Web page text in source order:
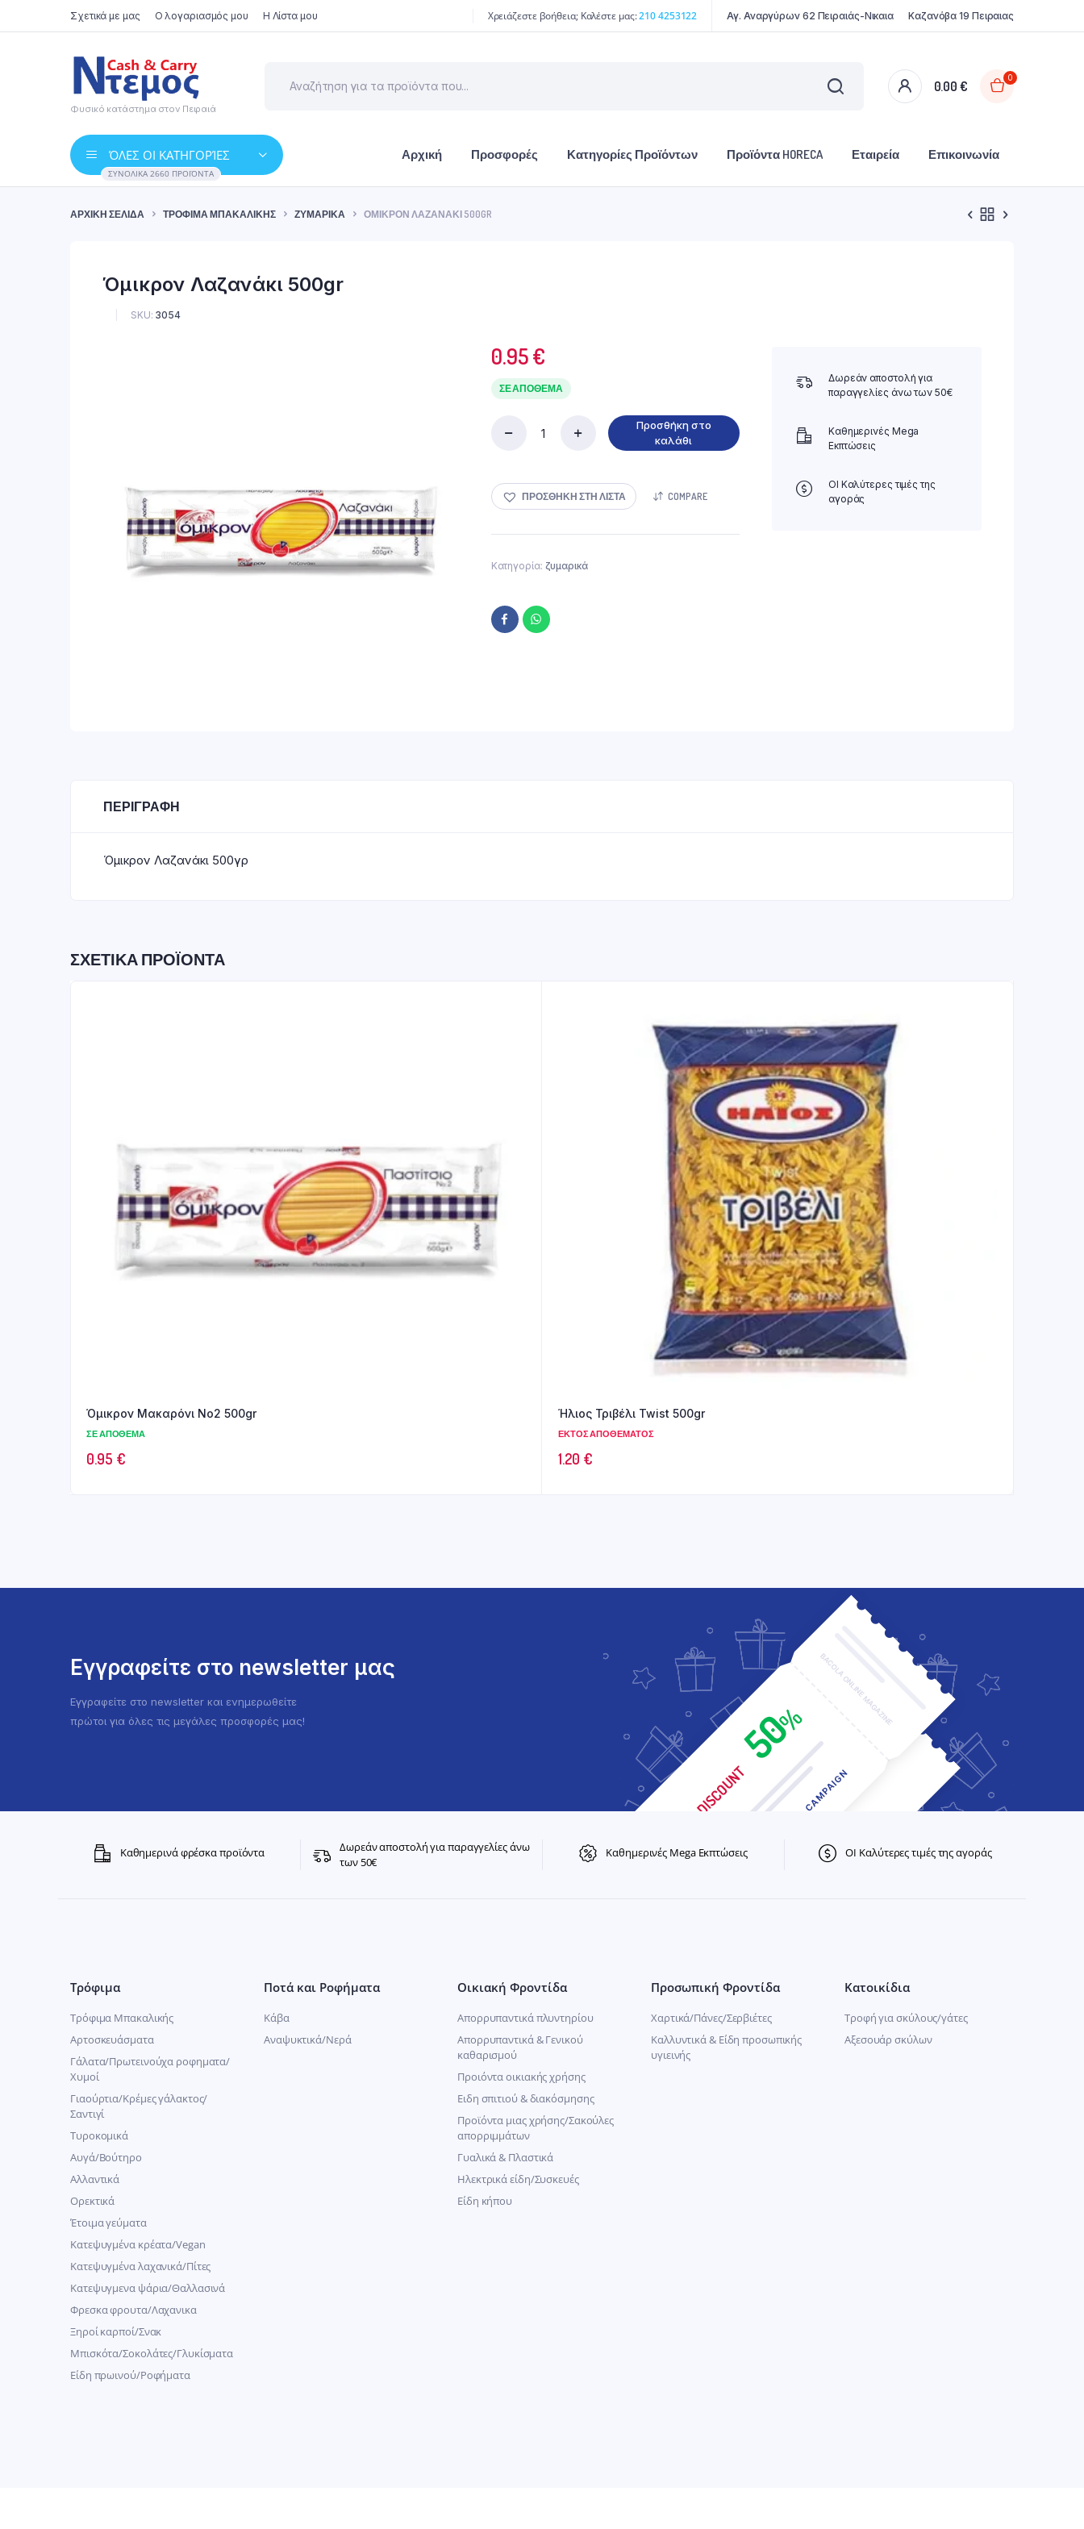
Σχετικά με μας Ο λογαριασμός μου Η Λίστα μου Χρειάζεστε βοήθεια; Καλέστε μας:210 4253122 Αγ. Αναργύρων 62 Πειραιάς-Νικαια Καζανόβα 19 Πειραιας
Φυσικό κατάστημα στον Πειραιά
0.00€
0
ΌΛΕΣ ΟΙ ΚΑΤΗΓΟΡΊΕΣ
ΣΥΝΟΛΙΚΆ 2660 ΠΡΟΪΌΝΤΑ
Αρχική Προσφορές Κατηγορίες Προϊόντων Προϊόντα HORECA Εταιρεία Επικοινωνία
ΑΡΧΙΚΉ ΣΕΛΊΔΑ ΤΡΌΦΙΜΑ ΜΠΑΚΑΛΙΚΉΣ ΖΥΜΑΡΙΚΆ ΌΜΙΚΡΟΝ ΛΑΖΑΝΆΚΙ 500GR
Όμικρον Λαζανάκι 500gr
SKU: 3054
0.95€
ΣΕ ΑΠΌΘΕΜΑ
ποσότητα
Προσθήκη στο
καλάθι
ΠΡΟΣΘΉΚΗ ΣΤΗ ΛΊΣΤΑ COMPARE
Κατηγορία: ζυμαρικά
Δωρεάν αποστολή για
παραγγελίες άνω των 50€
Καθημερινές Mega
Εκπτώσεις
ΟΙ Καλύτερες τιμές της
αγοράς
ΠΕΡΙΓΡΑΦΉ
Όμικρον Λαζανάκι 500γρ
ΣΧΕΤΙΚΆ ΠΡΟΪΌΝΤΑ
Όμικρον Μακαρόνι Νο2 500gr
ΣΕ ΑΠΌΘΕΜΑ
0.95 €
Ήλιος Τριβέλι Twist 500gr
ΕΚΤΌΣ ΑΠΟΘΈΜΑΤΟΣ
1.20 €
Εγγραφείτε στο newsletter μας
Εγγραφείτε στο newsletter και ενημερωθείτε
πρώτοι για όλες τις μεγάλες προσφορές μας!
Καθημερινά φρέσκα προϊόντα
Δωρεάν αποστολή για παραγγελίες άνω
των 50€
Καθημερινές Mega Εκπτώσεις ΟΙ Καλύτερες τιμές της αγοράς
Τρόφιμα
Τρόφιμα Μπακαλικής
Αρτοσκευάσματα
Γάλατα/Πρωτεινούχα ροφηματα/
Χυμοί
Γιαούρτια/Κρέμες γάλακτος/
Σαντιγί
Τυροκομικά
Αυγά/Βούτηρο
Αλλαντικά
Ορεκτικά
Έτοιμα γεύματα
Κατεψυγμένα κρέατα/Vegan
Kατεψυγμένα λαχανικά/Πίτες
Κατεψυγμενα ψάρια/Θαλλασινά
Φρεσκα φρουτα/Λαχανικα
Ξηροί καρποί/Σνακ
Μπισκότα/Σοκολάτες/Γλυκίσματα
Είδη πρωινού/Ροφήματα
Ποτά και Ροφήματα
Κάβα
Αναψυκτικά/Νερά
Οικιακή Φροντίδα
Απορρυπαντικά πλυντηρίου
Απορρυπαντικά & Γενικού
καθαρισμού
Προιόντα οικιακής χρήσης
Ειδη σπιτιού & διακόσμησης
Προϊόντα μιας χρήσης/Σακούλες
απορριμμάτων
Γυαλικά & Πλαστικά
Ηλεκτρικά είδη/Συσκευές
Είδη κήπου
Προσωπική Φροντίδα
Χαρτικά/Πάνες/Σερβιέτες
Καλλυντικά & Είδη προσωπικής
υγιεινής
Κατοικίδια
Τροφή για σκύλους/γάτες
Αξεσουάρ σκύλων